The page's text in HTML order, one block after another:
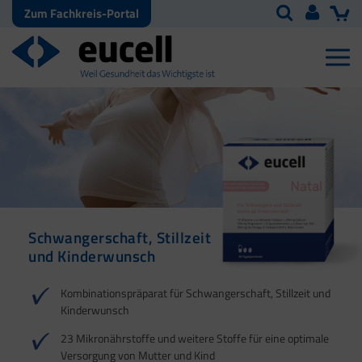
Zum Fachkreis-Portal
Schwangerschaft, Stillzeit
und Kinderwunsch
Kombinationspräparat für Schwangerschaft, Stillzeit und
Kinderwunsch
23 Mikronährstoffe und weitere Stoffe für eine optimale
Versorgung von Mutter und Kind
6 Kulturen und Vitamin D
Für Energie | Herz |
Blutdruck | Muskeln
1 2
3
4
Omega-3-Fettsäuren
sowie Vitamin D und E
1 2
3